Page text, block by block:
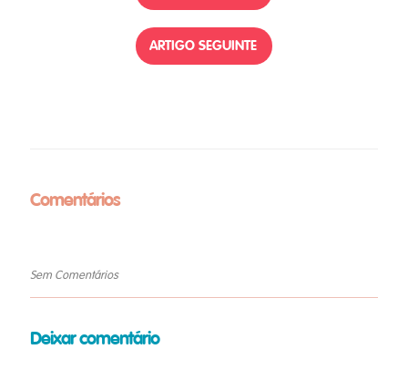
ARTIGO SEGUINTE
Comentários
Sem Comentários
Deixar comentário